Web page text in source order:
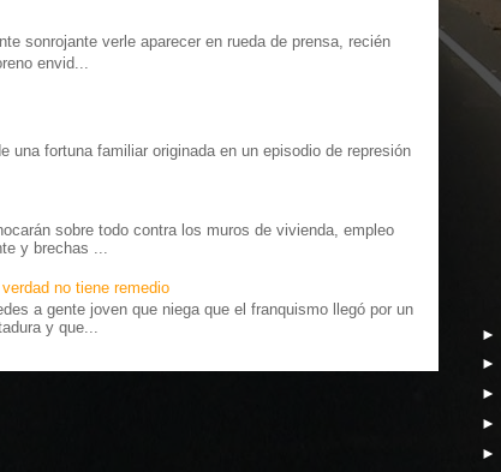
sonrojante verle aparecer en rueda de prensa, recién
envid...
una fortuna familiar originada en un episodio de represión
sobre todo contra los muros de vivienda, empleo
y brechas ...
no tiene remedio
a gente joven que niega que el franquismo llegó por un
y que...
►
►
►
►
►